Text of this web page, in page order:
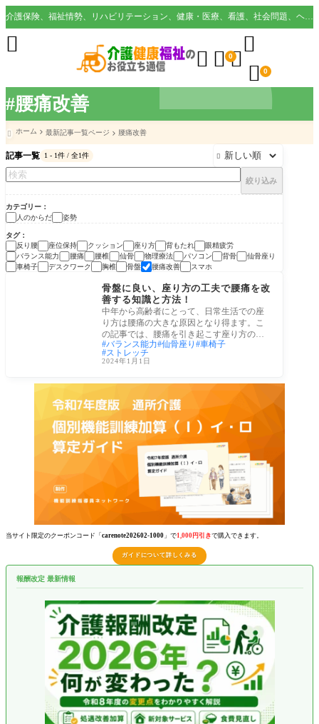
#腰痛改善
介護保険、福祉情勢、リハビリテーション、健康・医療、看護、社会問題、ヘルスケア業界など様々な切り口から役立つ情報を配信。
  0

 0

 ホーム 最新記事一覧ページ 腰痛改善
記事一覧 1 - 1件 / 全1件 
絞り込み
カテゴリー
人のからだ
姿勢
タグ
反り腰
座位保持 クッション 座り方 背もたれ
眼精疲労
バランス能力
腰痛 腰椎 仙骨 物理療法 パソコン 背骨
仙骨座り
車椅子
デスクワーク 胸椎 骨盤 腰痛改善 スマホ
姿勢
骨盤に良い、座り方の工夫で腰痛を改
善する知識と方法！
中年から高齢者にとって、日常生活での座
り方は腰痛の大きな原因となり得ます。こ
の記事では、腰痛を引き起こす座り方の問
題点を
バランス能力 仙骨座り
車椅子
ストレッチ
2024年1月1日
当サイト限定のクーポンコード「 carenote202602-1000 」で1,000円引きで購入できます。
ガイドについて詳しくみる
報酬改定 最新情報